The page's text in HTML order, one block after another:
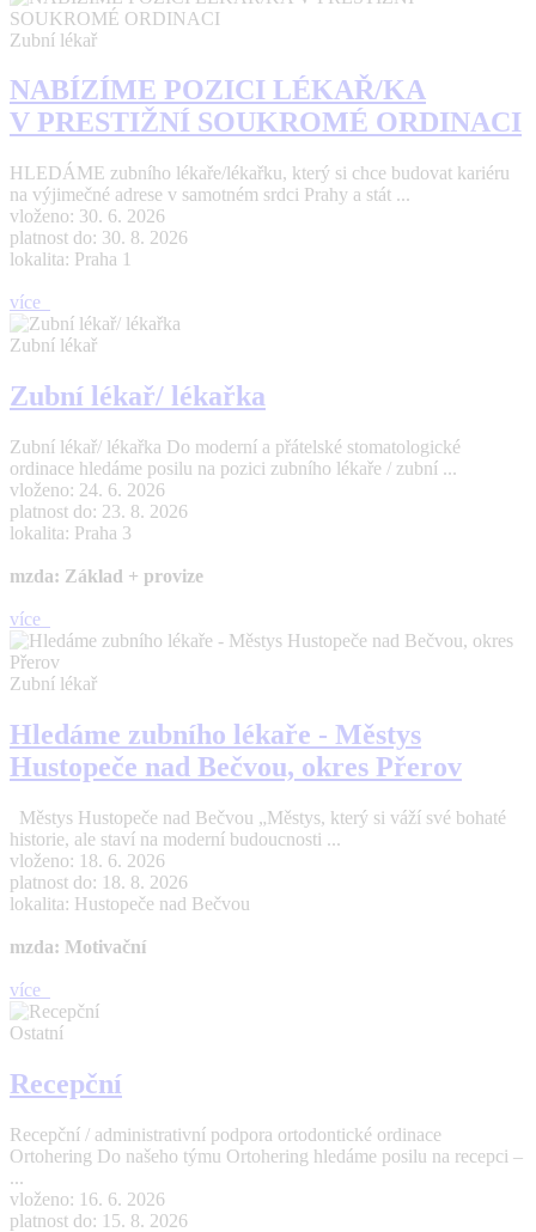
Zubní lékař
NABÍZÍME POZICI LÉKAŘ/KA
V PRESTIŽNÍ SOUKROMÉ ORDINACI
HLEDÁME zubního lékaře/lékařku, který si chce budovat kariéru
na výjimečné adrese v samotném srdci Prahy a stát ...
vloženo: 30. 6. 2026
platnost do: 30. 8. 2026
lokalita: Praha 1
více
Zubní lékař
Zubní lékař/ lékařka
Zubní lékař/ lékařka Do moderní a přátelské stomatologické
ordinace hledáme posilu na pozici zubního lékaře / zubní ...
vloženo: 24. 6. 2026
platnost do: 23. 8. 2026
lokalita: Praha 3
mzda: Základ + provize
více
Zubní lékař
Hledáme zubního lékaře - Městys
Hustopeče nad Bečvou, okres Přerov
Městys Hustopeče nad Bečvou „Městys, který si váží své bohaté
historie, ale staví na moderní budoucnosti ...
vloženo: 18. 6. 2026
platnost do: 18. 8. 2026
lokalita: Hustopeče nad Bečvou
mzda: Motivační
více
Ostatní
Recepční
Recepční / administrativní podpora ortodontické ordinace
Ortohering Do našeho týmu Ortohering hledáme posilu na recepci –
...
vloženo: 16. 6. 2026
platnost do: 15. 8. 2026